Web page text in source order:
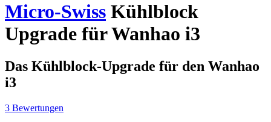
Micro-Swiss Kühlblock
Upgrade für Wanhao i3
Das Kühlblock-Upgrade für den Wanhao
i3
3 Bewertungen